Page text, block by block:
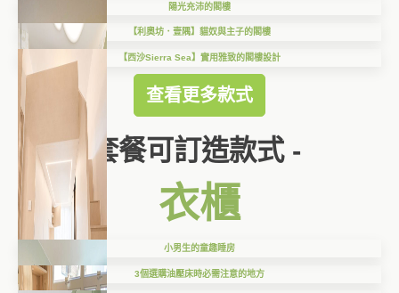
陽光充沛的閣樓
【利奧坊．壹隅】貓奴與主子的閣樓
【西沙Sierra Sea】實用雅致的閣樓設計
查看更多款式
套餐可訂造款式 -
衣櫃
小男生的童趣睡房
3個選購油壓床時必需注意的地方